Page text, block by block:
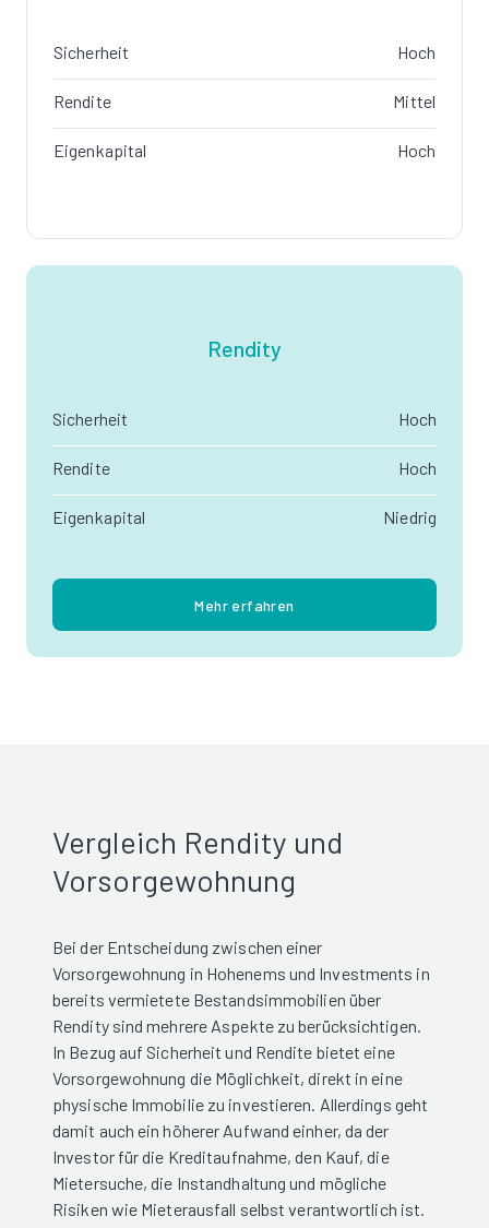
Sicherheit Hoch
Rendite Mittel
Eigenkapital Hoch
Rendity
Sicherheit Hoch
Rendite Hoch
Eigenkapital Niedrig
Mehr erfahren
Vergleich Rendity und
Vorsorgewohnung
Bei der Entscheidung zwischen einer
Vorsorgewohnung in Hohenems und Investments in
bereits vermietete Bestandsimmobilien über
Rendity sind mehrere Aspekte zu berücksichtigen.
In Bezug auf Sicherheit und Rendite bietet eine
Vorsorgewohnung die Möglichkeit, direkt in eine
physische Immobilie zu investieren. Allerdings geht
damit auch ein höherer Aufwand einher, da der
Investor für die Kreditaufnahme, den Kauf, die
Mietersuche, die Instandhaltung und mögliche
Risiken wie Mieterausfall selbst verantwortlich ist.